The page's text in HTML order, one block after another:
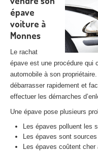
épave
voiture à
Monnes
Le rachat
épave est une procédure qui
automobile à son
débarrasser rapidement et
effectuer les démarches
Une épave pose plusieurs
Les épaves polluent les
Les épaves sont sources
Les épaves coûtent cher